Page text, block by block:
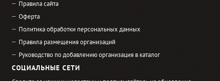
Правила сайта
Оферта
Политика обработки персональных данных
Правила размещения организаций
Руководство по добавлению организация в каталог
СОЦИАЛЬНЫЕ СЕТИ